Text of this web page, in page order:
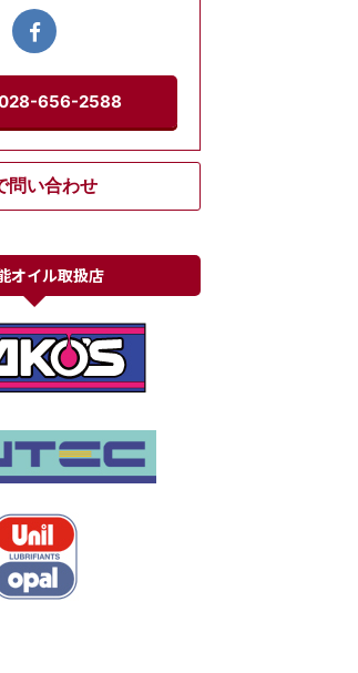
656-2588
問い合わせ
オイル取扱店